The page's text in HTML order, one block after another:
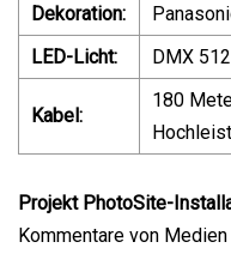
Dekoration:
LED-Licht:
DMX
Kabel:
180
Projekt PhotoSite-
Kommentare von Medien